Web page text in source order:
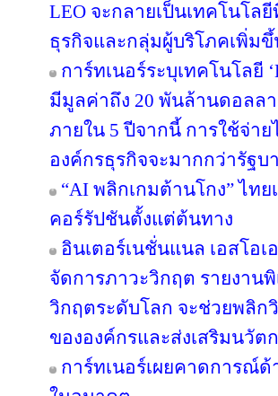
LEO จะกลายเป็นเทคโนโล
ธุรกิจและกลุ่มผู้บริโภคเพิ่ม
การ์ทเนอร์ระบุเทคโนโลยี
มีมูลค่าถึง 20 พันล้านดอลลา
ภายใน 5 ปีจากนี้ การใช้จ่าย
องค์กรธุรกิจจะมากกว่ารัฐ
“AI พลิกเกมต้านโกง” ไท
คอร์รัปชันตั้งแต่ต้นทาง
อินเตอร์เนชั่นแนล เอสโอ
จัดการภาวะวิกฤต รายงาน
วิกฤตระดับโลก จะช่วยพลิก
ขององค์กรและส่งเสริมนวัต
การ์ทเนอร์เผยคาดการณ์ด้